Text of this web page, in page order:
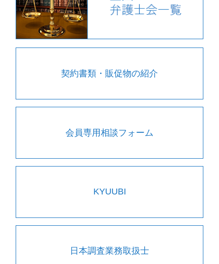
契約書類・販促物の紹介
会員専用相談フォーム
KYUUBI
日本調査業務取扱士